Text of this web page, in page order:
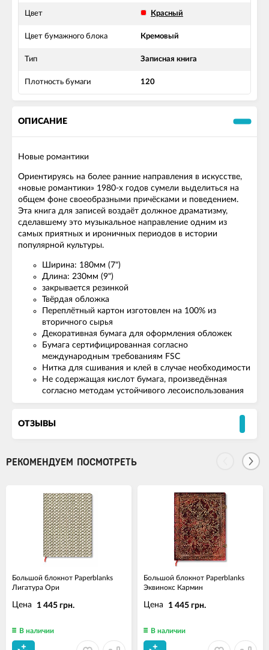
Цвет Красный
Цвет бумажного блока Кремовый
Тип Записная книга
Плотность бумаги 120
ОПИСАНИЕ
Новые романтики
Ориентируясь на более ранние направления в искусстве,
«новые романтики» 1980-х годов сумели выделиться на
общем фоне своеобразными причёсками и поведением.
Эта книга для записей воздаёт должное драматизму,
сделавшему это музыкальное направление одним из
самых приятных и ироничных периодов в истории
популярной культуры.
Ширина: 180мм (7")
Длина: 230мм (9")
закрывается резинкой
Твёрдая обложка
Переплётный картон изготовлен на 100% из
вторичного сырья
Декоративная бумага для оформления обложек
Бумага сертифицированная согласно
международным требованиям FSC
Нитка для сшивания и клей в случае необходимости
Не содержащая кислот бумага, произведённая
согласно методам устойчивого лесоиспользования
ОТЗЫВЫ
РЕКОМЕНДУЕМ ПОСМОТРЕТЬ
Большой блокнот Paperblanks
Лигатура Ори
Цена 1 445 грн.
В наличии
Большой блокнот Paperblanks
Эквинокс Кармин
Цена 1 445 грн.
В наличии